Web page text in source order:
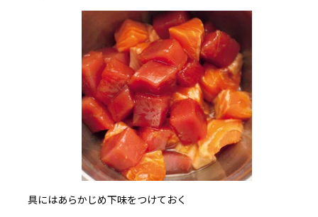
具にはあらかじめ下味をつけておく